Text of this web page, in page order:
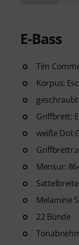
E-Bass
Tim
Korpus:
Griffbrett:
weiße Dot
Mensur:
Melamine
22 Bünde